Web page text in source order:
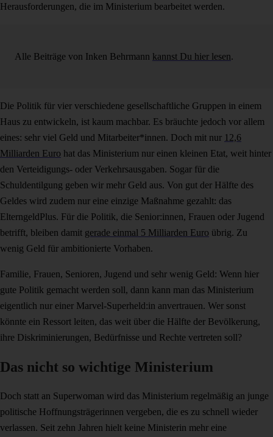
Herausforderungen, die im Ministerium bearbeitet werden.
Alle Beiträge von Inken Behrmann kannst Du hier lesen.
Die Politik für vier verschiedene gesellschaftliche Gruppen in einem
Haus zu entwickeln, ist kaum machbar. Es bräuchte jedoch vor allem
eines: sehr viel Geld und Mitarbeiter*innen. Doch mit nur 12,6
Milliarden Euro hat das Ministerium nur einen kleinen Etat, weit hinter
den Verteidigungs- oder Verkehrsausgaben. Sogar für die
Schuldentilgung geben wir mehr Geld aus. Von gut der Hälfte des
Geldes wird zudem nur eine einzige Maßnahme gezahlt: das
ElterngeldPlus. Für die Politik, die Senior:innen, Frauen oder Jugend
betrifft, bleiben damit gerade einmal 5 Milliarden Euro übrig. Zu
wenig Geld für ambitionierte Vorhaben.
Familie, Frauen, Senioren, Jugend und sehr wenig Geld: Wenn hier
gute Politik gemacht werden soll, dann kann man das Ministerium
eigentlich nur einer Marvel-Superheld:in anvertrauen. Wer sonst
könnte ein Ressort leiten, das weit über die Hälfte der Bevölkerung,
ihre Diskriminierungen, Bedürfnisse und Rechte vertreten soll?
Das nicht so wichtige Ministerium
Doch statt an Superwoman wird das Ministerium regelmäßig an junge
politische Hoffnungsträgerinnen vergeben, die es zu schnell wieder
verlassen. Seit zehn Jahren hielt keine Ministerin mehr eine